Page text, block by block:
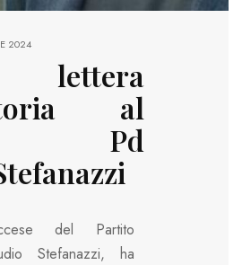
2024
lettera
al
Pd
del Partito
Stefanazzi, ha